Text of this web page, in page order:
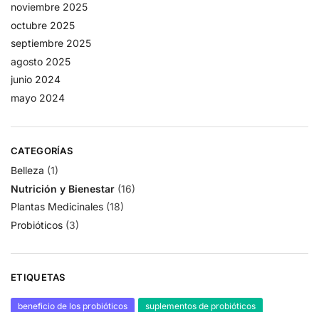
noviembre 2025
octubre 2025
septiembre 2025
agosto 2025
junio 2024
mayo 2024
CATEGORÍAS
Belleza (1)
Nutrición y Bienestar (16)
Plantas Medicinales (18)
Probióticos (3)
ETIQUETAS
beneficio de los probióticos
suplementos de probióticos